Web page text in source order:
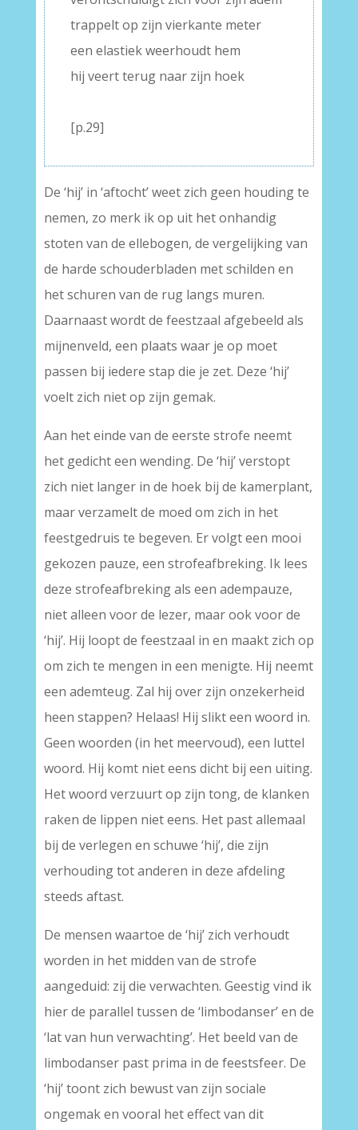
trappelt op zijn vierkante meter
een elastiek weerhoudt hem
hij veert terug naar zijn hoek
[p.29]
De ‘hij’ in ‘aftocht’ weet zich geen houding te
nemen, zo merk ik op uit het onhandig
stoten van de ellebogen, de vergelijking van
de harde schouderbladen met schilden en
het schuren van de rug langs muren.
Daarnaast wordt de feestzaal afgebeeld als
mijnenveld, een plaats waar je op moet
passen bij iedere stap die je zet. Deze ‘hij’
voelt zich niet op zijn gemak.
Aan het einde van de eerste strofe neemt
het gedicht een wending. De ‘hij’ verstopt
zich niet langer in de hoek bij de kamerplant,
maar verzamelt de moed om zich in het
feestgedruis te begeven. Er volgt een mooi
gekozen pauze, een strofeafbreking. Ik lees
deze strofeafbreking als een adempauze,
niet alleen voor de lezer, maar ook voor de
‘hij’. Hij loopt de feestzaal in en maakt zich op
om zich te mengen in een menigte. Hij neemt
een ademteug. Zal hij over zijn onzekerheid
heen stappen? Helaas! Hij slikt een woord in.
Geen woorden (in het meervoud), een luttel
woord. Hij komt niet eens dicht bij een uiting.
Het woord verzuurt op zijn tong, de klanken
raken de lippen niet eens. Het past allemaal
bij de verlegen en schuwe ‘hij’, die zijn
verhouding tot anderen in deze afdeling
steeds aftast.
De mensen waartoe de ‘hij’ zich verhoudt
worden in het midden van de strofe
aangeduid: zij die verwachten. Geestig vind ik
hier de parallel tussen de ‘limbodanser’ en de
‘lat van hun verwachting’. Het beeld van de
limbodanser past prima in de feestsfeer. De
‘hij’ toont zich bewust van zijn sociale
ongemak en vooral het effect van dit